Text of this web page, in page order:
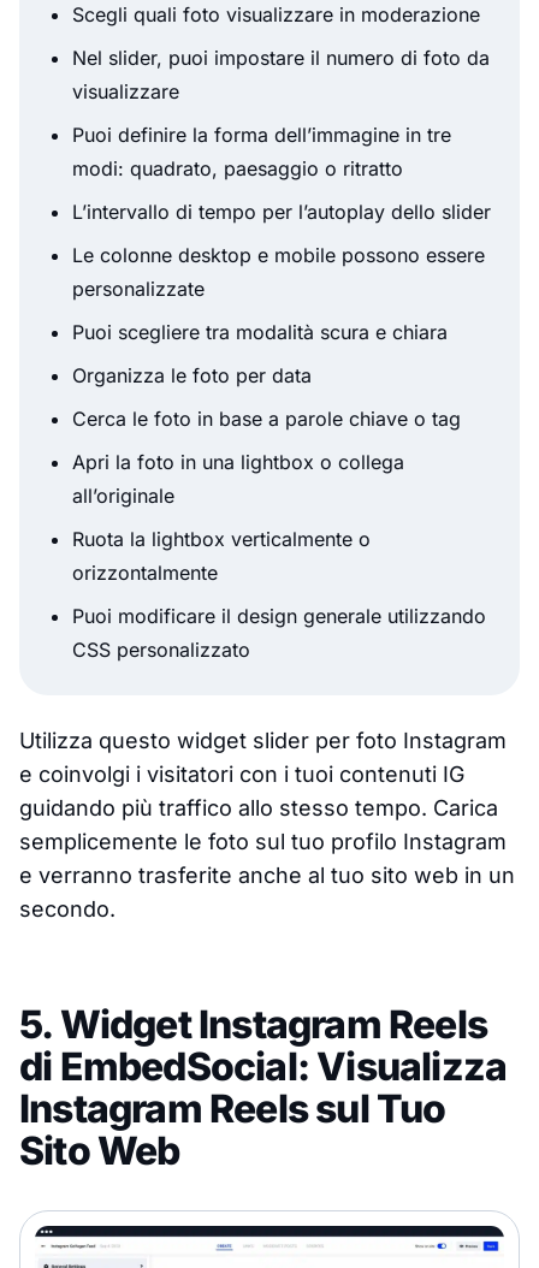
Scegli quali foto visualizzare in moderazione
Nel slider, puoi impostare il numero di foto da
visualizzare
Puoi definire la forma dell’immagine in tre
modi: quadrato, paesaggio o ritratto
L’intervallo di tempo per l’autoplay dello slider
Le colonne desktop e mobile possono essere
personalizzate
Puoi scegliere tra modalità scura e chiara
Organizza le foto per data
Cerca le foto in base a parole chiave o tag
Apri la foto in una lightbox o collega
all’originale
Ruota la lightbox verticalmente o
orizzontalmente
Puoi modificare il design generale utilizzando
CSS personalizzato
Utilizza questo widget slider per foto Instagram
e coinvolgi i visitatori con i tuoi contenuti IG
guidando più traffico allo stesso tempo. Carica
semplicemente le foto sul tuo profilo Instagram
e verranno trasferite anche al tuo sito web in un
secondo.
5. Widget Instagram Reels
di EmbedSocial: Visualizza
Instagram Reels sul Tuo
Sito Web